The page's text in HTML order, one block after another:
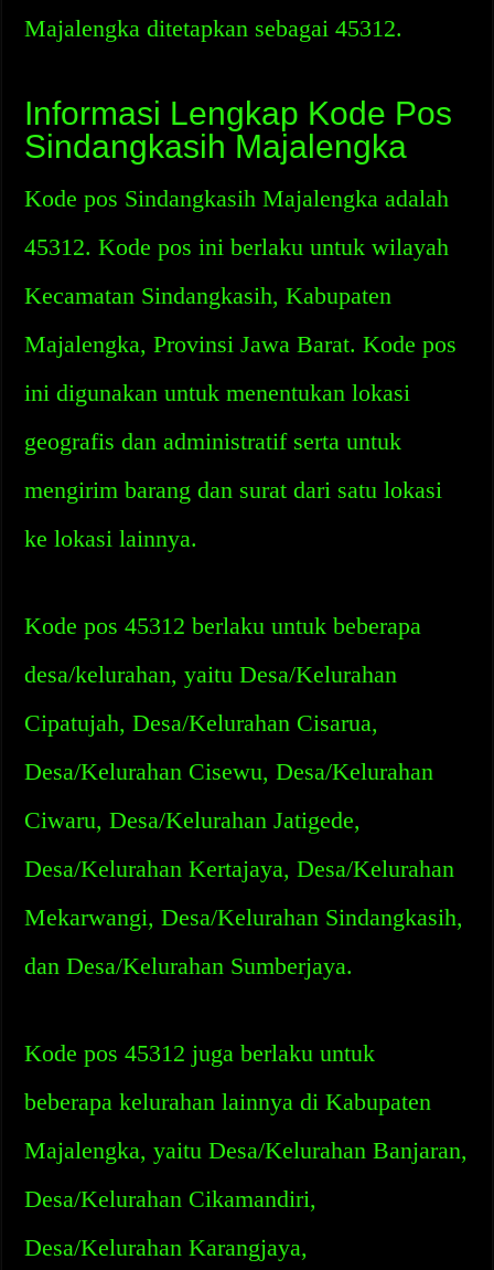
Majalengka ditetapkan sebagai 45312.
Informasi Lengkap Kode Pos
Sindangkasih Majalengka
Kode pos Sindangkasih Majalengka adalah
45312. Kode pos ini berlaku untuk wilayah
Kecamatan Sindangkasih, Kabupaten
Majalengka, Provinsi Jawa Barat. Kode pos
ini digunakan untuk menentukan lokasi
geografis dan administratif serta untuk
mengirim barang dan surat dari satu lokasi
ke lokasi lainnya.
Kode pos 45312 berlaku untuk beberapa
desa/kelurahan, yaitu Desa/Kelurahan
Cipatujah, Desa/Kelurahan Cisarua,
Desa/Kelurahan Cisewu, Desa/Kelurahan
Ciwaru, Desa/Kelurahan Jatigede,
Desa/Kelurahan Kertajaya, Desa/Kelurahan
Mekarwangi, Desa/Kelurahan Sindangkasih,
dan Desa/Kelurahan Sumberjaya.
Kode pos 45312 juga berlaku untuk
beberapa kelurahan lainnya di Kabupaten
Majalengka, yaitu Desa/Kelurahan Banjaran,
Desa/Kelurahan Cikamandiri,
Desa/Kelurahan Karangjaya,